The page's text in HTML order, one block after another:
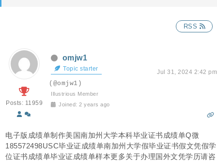
RSS
Posts: 11959
omjw1
Topic starter Jul 31, 2024 2:42 pm
(@omjw1)
Illustrious Member
Joined: 2 years ago
电子版成绩单制作美国南加州大学本科毕业证书成绩单Q微
185572498USC毕业证成绩单南加州大学假毕业证书假文凭假学
位证书成绩单毕业证成绩单样本更多关于办理国外文凭学历请咨